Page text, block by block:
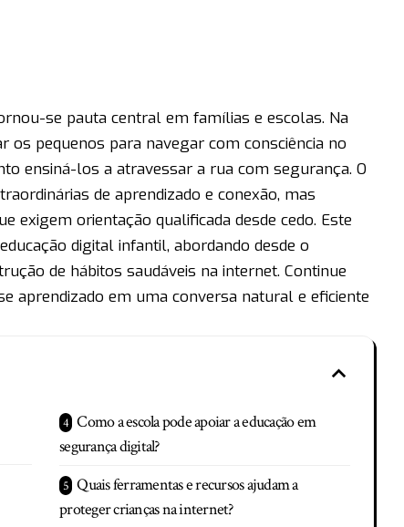
se pauta central em famílias e escolas. Na
os pequenos para navegar com consciência no
ensiná-los a atravessar a rua com segurança. O
de aprendizado e conexão, mas
exigem orientação qualificada desde cedo. Este
digital infantil, abordando desde o
de hábitos saudáveis na internet. Continue
aprendizado em uma conversa natural e eficiente
Como a escola pode apoiar a educação em
segurança digital?
Quais ferramentas e recursos ajudam a
proteger crianças na internet?